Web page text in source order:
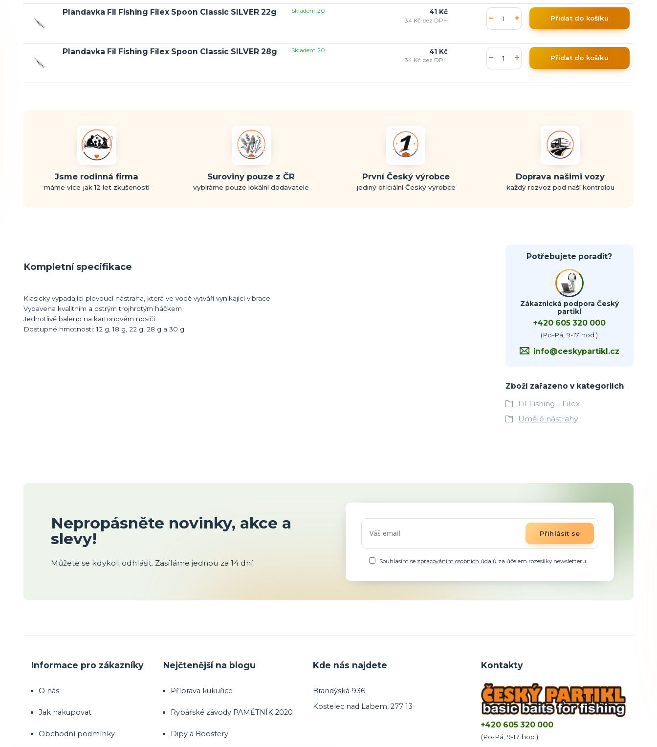
Plandavka Fil Fishing Filex Spoon Classic SILVER 22g 41 Kč
34 Kč bez DPH
Skladem 20
Přidat do košíku
Plandavka Fil Fishing Filex Spoon Classic SILVER 28g 41 Kč
34 Kč bez DPH
Skladem 20
Přidat do košíku
Jsme rodinná firma
máme více jak 12 let zkušeností
Suroviny pouze z ČR
vybíráme pouze lokální dodavatele
První Český výrobce
jediný oficiální Český výrobce
Doprava našimi vozy
každý rozvoz pod naší kontrolou
Kompletní specifikace
Klasicky vypadající plovoucí nástraha, která ve vodě vytváří vynikající vibrace
Vybavena kvalitním a ostrým trojhrotým háčkem
Jednotlivě baleno na kartonovém nosiči
Dostupné hmotnosti: 12 g, 18 g, 22 g, 28 g a 30 g
Potřebujete poradit?
Zákaznická podpora Český
partikl
+420 605 320 000
(Po-Pá, 9-17 hod.)
info@ceskypartikl.cz
Zboží zařazeno v kategoriích
Fil Fishing - Filex
Umělé nástrahy
Nepropásněte novinky, akce a
slevy!
Můžete se kdykoli odhlásit. Zasíláme jednou za 14 dní.
Přihlásit se
Souhlasím se zpracováním osobních údajů za účelem rozesílky newsletteru.
Informace pro zákazníky
O nás
Jak nakupovat
Obchodní podmínky
Nejčtenější na blogu
Příprava kukuřice
Rybářské závody PAMĚTNÍK 2020
Dipy a Boostery
Kde nás najdete
Brandýská 936
Kostelec nad Labem, 277 13
Kontakty
+420 605 320 000
(Po-Pá, 9-17 hod.)